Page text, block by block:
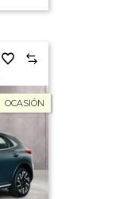
OCASIÓN